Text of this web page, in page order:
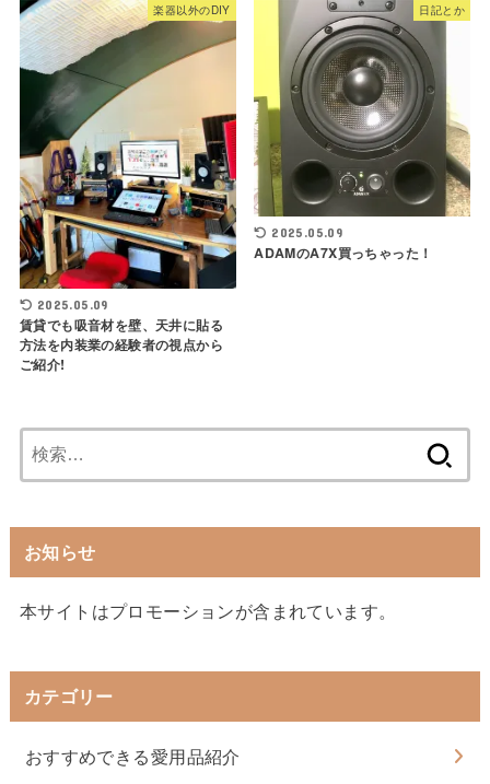
楽器以外のDIY
2025.05.09
賃貸でも吸音材を壁、天井に貼る
方法を内装業の経験者の視点から
ご紹介!
日記とか
2025.05.09
ADAMのA7X買っちゃった！
索:
お知らせ
本サイトはプロモーションが含まれています。
カテゴリー
おすすめできる愛用品紹介